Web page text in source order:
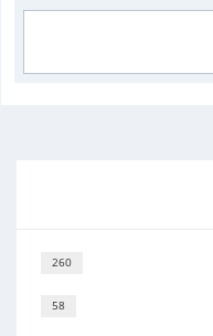
260
58